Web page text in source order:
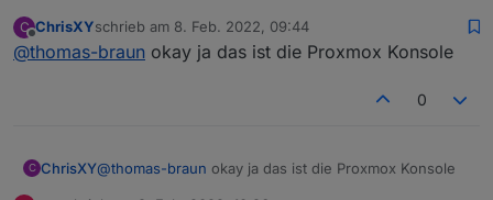
Kann sein aber das mach ich so schon seit
meldet man sich seit 'ewig' nicht mehr an.
C
Offline
ChrisXYschrieb am 8. Feb. 2022, 09:44
zuletzt editiert von
@thomas-braun okay ja das ist die Proxmox Konsole
0
C ChrisXY@thomas-braun okay ja das ist die Proxmox Konsole